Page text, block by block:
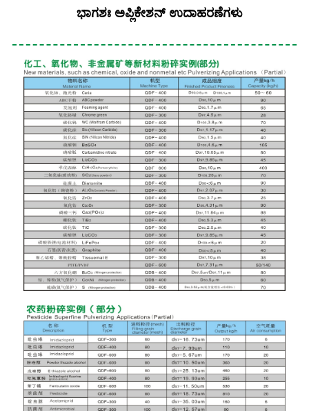
ಭಾಗಶಃ ಅಪ್ಲಿಕೇಶನ್ ಉದಾಹರಣೆಗಳು